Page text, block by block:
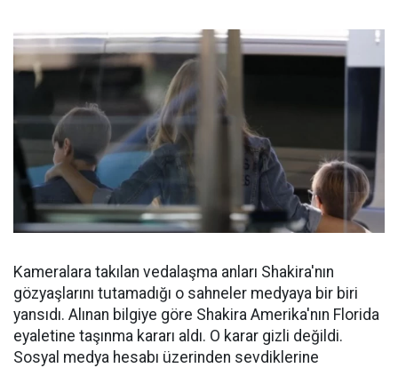
Kameralara takılan vedalaşma anları Shakira'nın
gözyaşlarını tutamadığı o sahneler medyaya bir biri
yansıdı. Alınan bilgiye göre Shakira Amerika'nın Florida
eyaletine taşınma kararı aldı. O karar gizli değildi.
Sosyal medya hesabı üzerinden sevdiklerine